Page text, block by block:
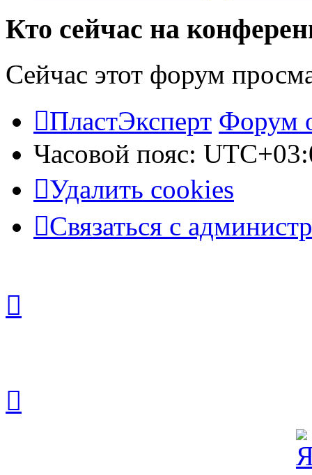
Кто сейчас на
Сейчас этот форум
ПластЭксперт Форум
Часовой пояс:
Удалить cookies
Связаться с